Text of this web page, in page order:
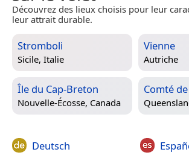
Découvrez des lieux choisis pour leur
leur attrait durable.
Stromboli
Sicile, Italie
Vienne
Autriche
Île du Cap-Breton
Nouvelle-Écosse, Canada
Comté
Deutsch